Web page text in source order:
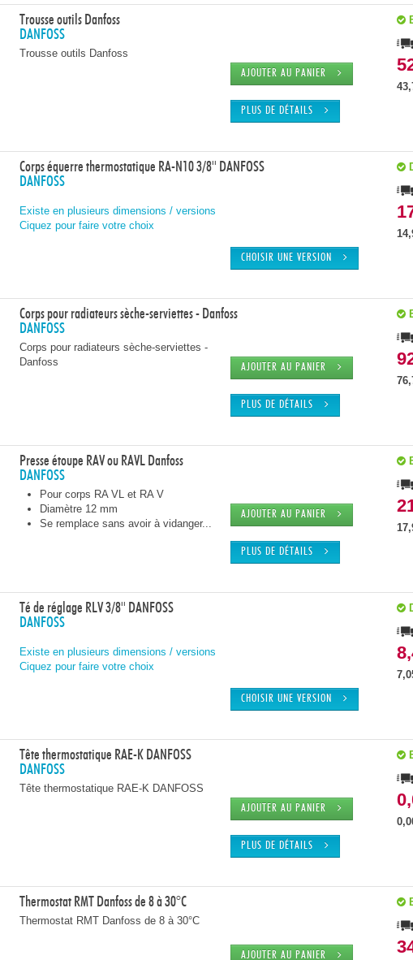
Trousse outils Danfoss
DANFOSS
Trousse outils Danfoss
AJOUTER AU PANIER
PLUS DE DÉTAILS
Corps équerre thermostatique RA-N10 3/8'' DANFOSS
DANFOSS
Existe en plusieurs dimensions / versions
Ciquez pour faire votre choix
CHOISIR UNE VERSION
Corps pour radiateurs sèche-serviettes - Danfoss
DANFOSS
Corps pour radiateurs sèche-serviettes -
Danfoss
AJOUTER AU PANIER
PLUS DE DÉTAILS
Presse étoupe RAV ou RAVL Danfoss
DANFOSS
Pour corps RA VL et RA V
Diamètre 12 mm
Se remplace sans avoir à vidanger...
AJOUTER AU PANIER
PLUS DE DÉTAILS
Té de réglage RLV 3/8'' DANFOSS
DANFOSS
Existe en plusieurs dimensions / versions
Ciquez pour faire votre choix
CHOISIR UNE VERSION
Tête thermostatique RAE-K DANFOSS
DANFOSS
Tête thermostatique RAE-K DANFOSS
AJOUTER AU PANIER
PLUS DE DÉTAILS
Thermostat RMT Danfoss de 8 à 30°C
Thermostat RMT Danfoss de 8 à 30°C
AJOUTER AU PANIER